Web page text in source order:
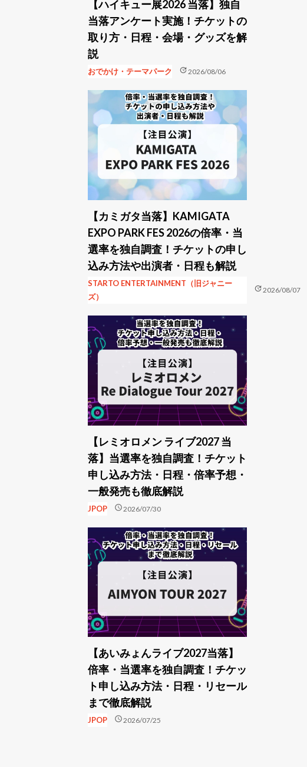
【ハイキュー展2026 当落】独自
当落アンケート実施！チケットの
取り方・日程・会場・グッズを解
説
おでかけ・テーマパーク update2026/08/06
【カミガタ当落】KAMIGATA
EXPO PARK FES 2026の倍率・当
選率を独自調査！チケットの申し
込み方法や出演者・日程も解説
STARTO ENTERTAINMENT（旧ジャニー
ズ）
update2026/08/07
【レミオロメン ライブ2027 当
落】当選率を独自調査！チケット
申し込み方法・日程・倍率予想・
一般発売も徹底解説
JPOP schedule2026/07/30
【あいみょんライブ2027当落】
倍率・当選率を独自調査！チケッ
ト申し込み方法・日程・リセール
まで徹底解説
JPOP schedule2026/07/25